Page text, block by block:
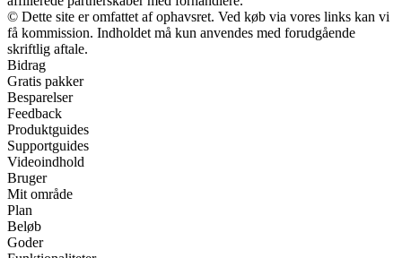
© Dette site er omfattet af ophavsret. Ved køb via vores links kan vi
få kommission. Indholdet må kun anvendes med forudgående
skriftlig aftale.
Bidrag
Gratis pakker
Besparelser
Feedback
Produktguides
Supportguides
Videoindhold
Bruger
Mit område
Plan
Beløb
Goder